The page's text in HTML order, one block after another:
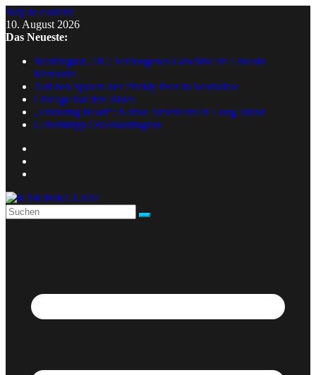
Skip to content
10. August 2026
Das Neueste:
Washington, DC: Verborgenes Gewölbe im Lincoln
Memorial
Auf den Spuren der Prickly Pear in Scottsdale
Chicago hat den Blues
„Enduring Heart“: Native Americans in Long Island
Geheimtipp Ost-Washington